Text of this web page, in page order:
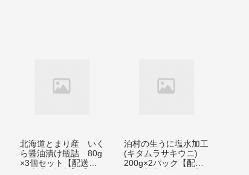
北海道とまり産 いく
ら醤油漬け瓶詰 80g
×3個セット【配送不
泊村の生うに塩水加工
(キタムラサキウニ)
200g×2パック【配送